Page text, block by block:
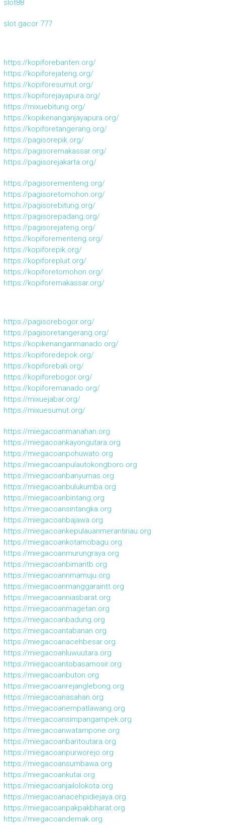
slot88
slot gacor 777
https://kopiforebanten.org/
https://kopiforejateng.org/
https://kopiforesumut.org/
https://kopiforejayapura.org/
https://mixuebitung.org/
https://kopikenanganjayapura.org/
https://kopiforetangerang.org/
https://pagisorepik.org/
https://pagisoremakassar.org/
https://pagisorejakarta.org/
https://pagisorementeng.org/
https://pagisoretomohon.org/
https://pagisorebitung.org/
https://pagisorepadang.org/
https://pagisorejateng.org/
https://kopiforementeng.org/
https://kopiforepik.org/
https://kopiforepluit.org/
https://kopiforetomohon.org/
https://kopiforemakassar.org/
https://pagisorebogor.org/
https://pagisoretangerang.org/
https://kopikenanganmanado.org/
https://kopiforedepok.org/
https://kopiforebali.org/
https://kopiforebogor.org/
https://kopiforemanado.org/
https://mixuejabar.org/
https://mixuesumut.org/
https://miegacoanmanahan.org
https://miegacoankayongutara.org
https://miegacoanpohuwato.org
https://miegacoanpulautokongboro.org
https://miegacoanbanyumas.org
https://miegacoanbulukumba.org
https://miegacoanbintang.org
https://miegacoansintangka.org
https://miegacoanbajawa.org
https://miegacoankepulauanmerantiriau.org
https://miegacoankotamobagu.org
https://miegacoanmurungraya.org
https://miegacoanbimantb.org
https://miegacoannmamuju.org
https://miegacoanmanggaraintt.org
https://miegacoanniasbarat.org
https://miegacoanmagetan.org
https://miegacoanbadung.org
https://miegacoantabanan.org
https://miegacoanacehbesar.org
https://miegacoanluwuutara.org
https://miegacoantobasamosir.org
https://miegacoanbuton.org
https://miegacoanrejanglebong.org
https://miegacoanasahan.org
https://miegacoanempatlawang.org
https://miegacoansimpangampek.org
https://miegacoanwatampone.org
https://miegacoanbaritoutara.org
https://miegacoanpurworejo.org
https://miegacoansumbawa.org
https://miegacoankutai.org
https://miegacoanjailolokota.org
https://miegacoanacehpidiejaya.org
https://miegacoanpakpakbharat.org
https://miegacoandemak.org